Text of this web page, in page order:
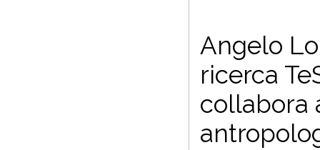
Angelo
ricerca
collabora